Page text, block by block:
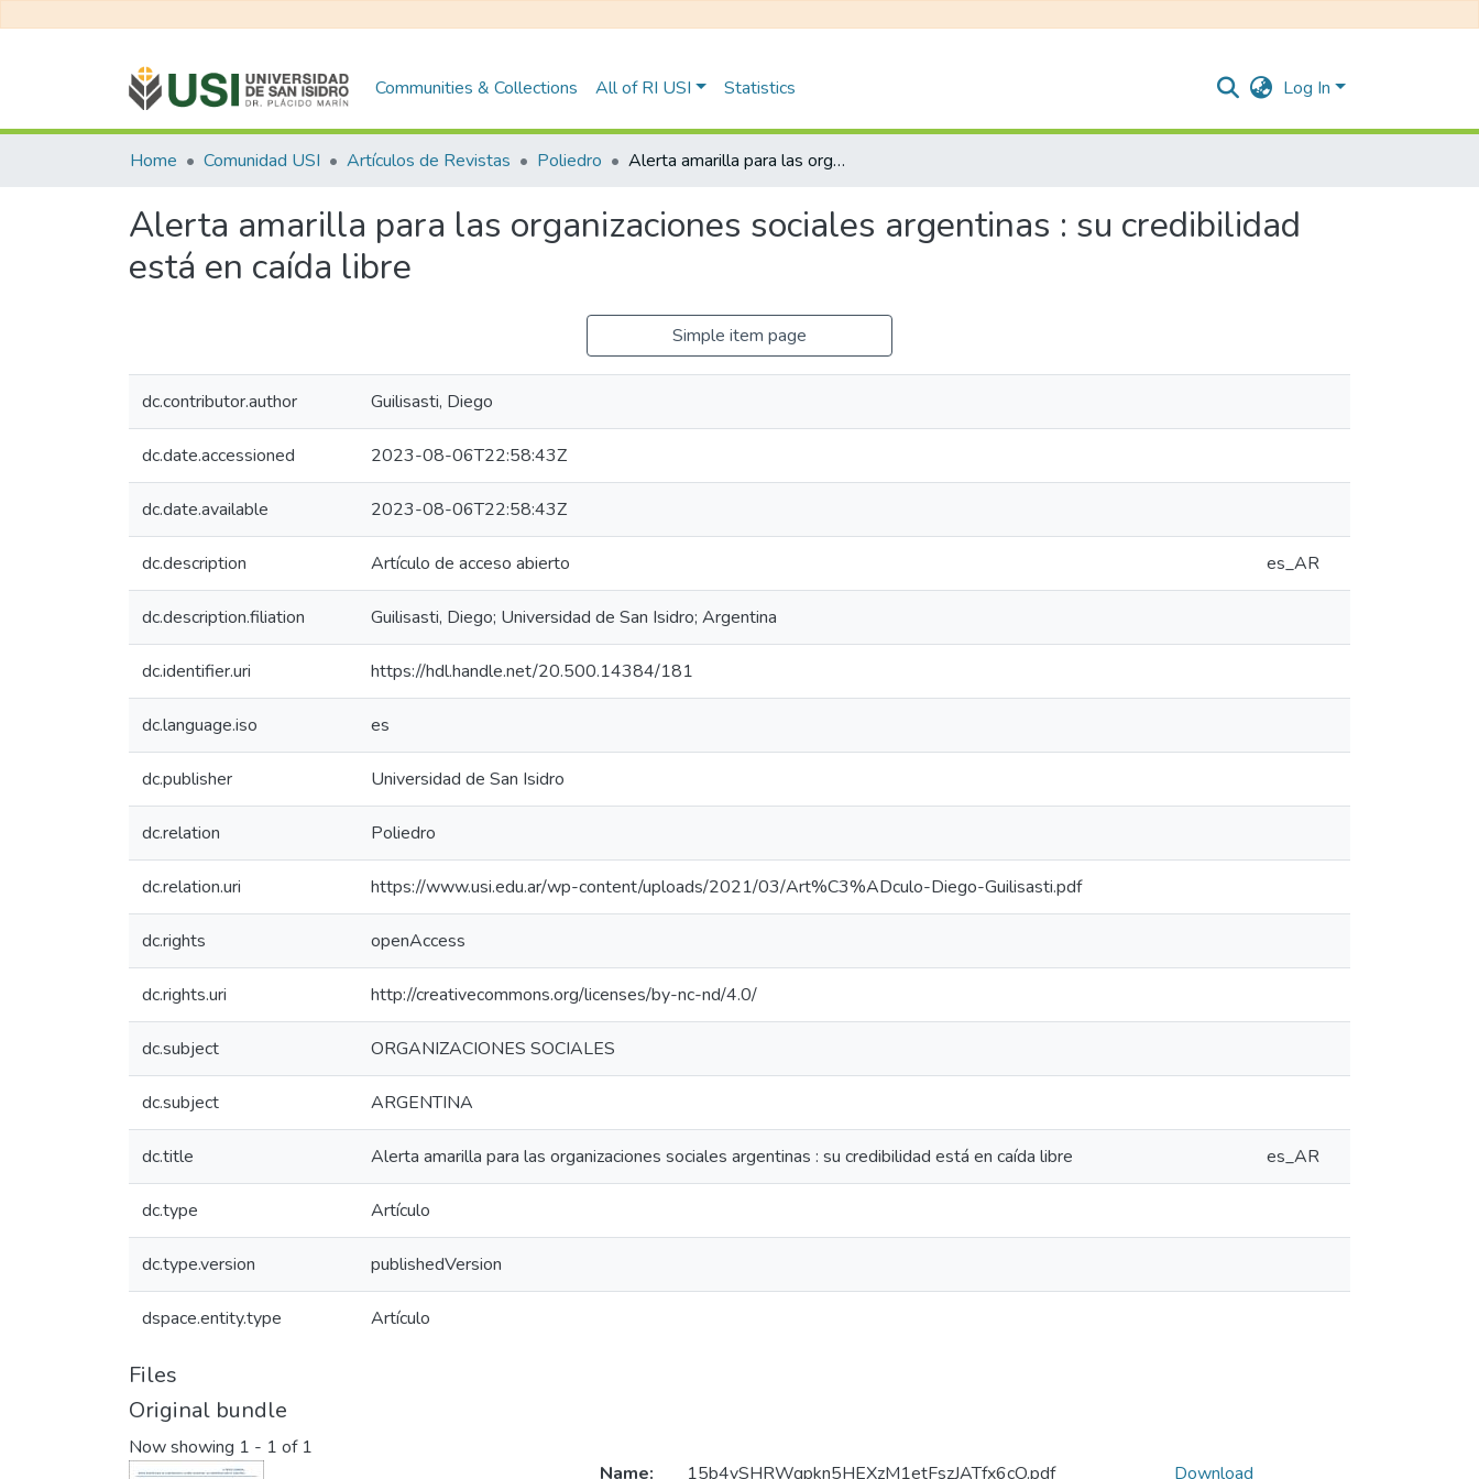
Communities & Collections All of RI USI Statistics Log In
Home Comunidad USI Artículos de Revistas Poliedro Alerta amarilla para las organizaciones sociales argentinas : su credibilidad está en caída libre
Alerta amarilla para las organizaciones sociales argentinas : su credibilidad
está en caída libre
Simple item page
dc.contributor.author Guilisasti, Diego
dc.date.accessioned 2023-08-06T22:58:43Z
dc.date.available 2023-08-06T22:58:43Z
dc.description Artículo de acceso abierto es_AR
dc.description.filiation Guilisasti, Diego; Universidad de San Isidro; Argentina
dc.identifier.uri https://hdl.handle.net/20.500.14384/181
dc.language.iso es
dc.publisher Universidad de San Isidro
dc.relation Poliedro
dc.relation.uri https://www.usi.edu.ar/wp-content/uploads/2021/03/Art%C3%ADculo-Diego-Guilisasti.pdf
dc.rights openAccess
dc.rights.uri http://creativecommons.org/licenses/by-nc-nd/4.0/
dc.subject ORGANIZACIONES SOCIALES
dc.subject ARGENTINA
dc.title Alerta amarilla para las organizaciones sociales argentinas : su credibilidad está en caída libre es_AR
dc.type Artículo
dc.type.version publishedVersion
dspace.entity.type Artículo
Files
Original bundle
Now showing 1 - 1 of 1
Name:
15b4vSHRWgpkn5HEXzM1etFszJATfx6cO.pdf Download